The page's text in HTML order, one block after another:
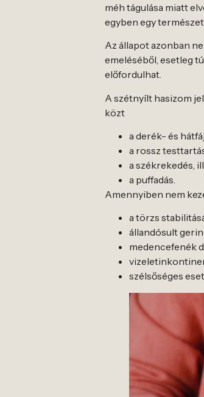
méh tágulása miatt
egyben egy
Az állapot azonban
emeléséből, esetleg
előfordulhat.
A szétnyílt hasizom
közt
a derék- és
a rossz
a székrekedés,
a puffadás.
Amennyiben nem
a törzs
állandósult
medencefenék
szélsőséges